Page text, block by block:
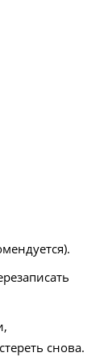
снова.